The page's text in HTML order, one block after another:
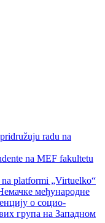
radu na
na MEF fakultetu
na platformi „Virtuelko“
међународне
о социо-
група на Западном